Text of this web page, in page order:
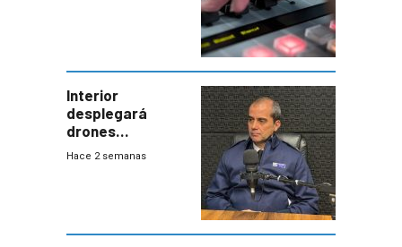
Interior
desplegará
drones
autónomos para
Hace 2 semanas